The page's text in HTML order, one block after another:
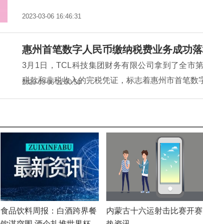
2023-03-06 16:46:31
惠州首笔数字人民币缴纳税费业务成功
3月1日，TCL科技集团财务有限公司拿到了全市
税款和非税收入的完税凭证，标志着惠州市首笔数
2023-03-06 11:50:50
食品饮料周报：白酒跨界餐
内蒙古十六运射击比赛开赛